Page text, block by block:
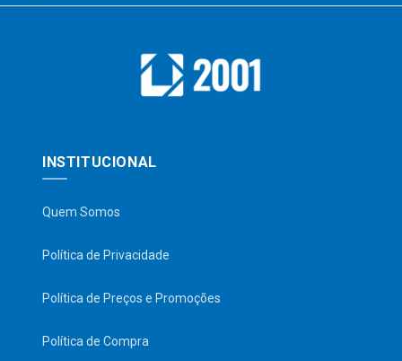
INSTITUCIONAL
Quem Somos
Política de Privacidade
Política de Preços e Promoções
Política de Compra